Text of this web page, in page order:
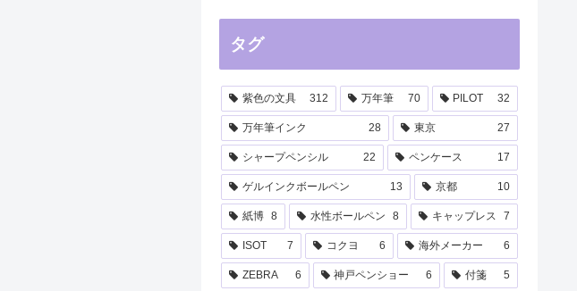
タグ
紫色の文具 312 万年筆 70 PILOT 32
万年筆インク 28 東京 27
シャープペンシル 22 ペンケース 17
ゲルインクボールペン 13 京都 10
紙博 8 水性ボールペン 8 キャップレス 7
ISOT 7 コクヨ 6 海外メーカー 6
ZEBRA 6 神戸ペンショー 6 付箋 5